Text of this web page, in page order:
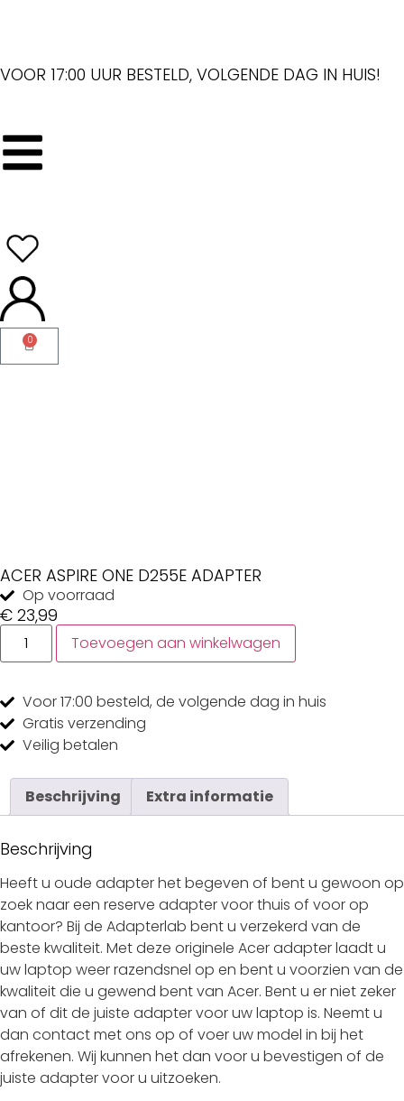
VOOR 17:00 UUR BESTELD, VOLGENDE DAG IN HUIS!
0
ACER ASPIRE ONE D255E ADAPTER
Op voorraad
€ 23,99
Toevoegen aan winkelwagen
Voor 17:00 besteld, de volgende dag in huis
Gratis verzending
Veilig betalen
Beschrijving Extra informatie
Beschrijving
Heeft u oude adapter het begeven of bent u gewoon op
zoek naar een reserve adapter voor thuis of voor op
kantoor? Bij de Adapterlab bent u verzekerd van de
beste kwaliteit. Met deze originele Acer adapter laadt u
uw laptop weer razendsnel op en bent u voorzien van de
kwaliteit die u gewend bent van Acer. Bent u er niet zeker
van of dit de juiste adapter voor uw laptop is. Neemt u
dan contact met ons op of voer uw model in bij het
afrekenen. Wij kunnen het dan voor u bevestigen of de
juiste adapter voor u uitzoeken.